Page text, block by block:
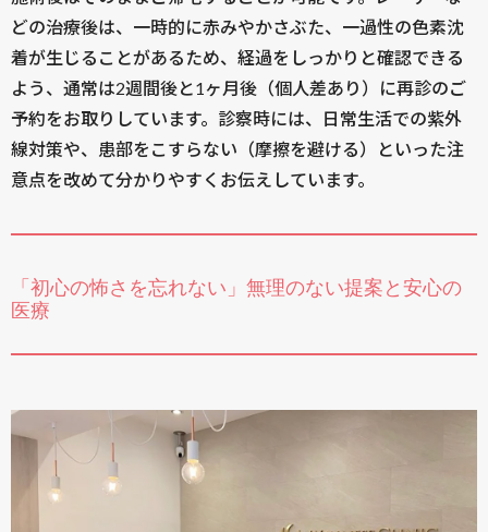
どの治療後は、一時的に赤みやかさぶた、一過性の色素沈
着が生じることがあるため、経過をしっかりと確認できる
よう、通常は2週間後と1ヶ月後（個人差あり）に再診のご
予約をお取りしています。診察時には、日常生活での紫外
線対策や、患部をこすらない（摩擦を避ける）といった注
意点を改めて分かりやすくお伝えしています。
「初心の怖さを忘れない」無理のない提案と安心の
医療